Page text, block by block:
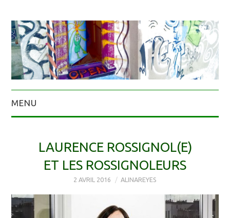
MENU
LAURENCE ROSSIGNOL(E)
ET LES ROSSIGNOLEURS
2 AVRIL 2016 ALINAREYES